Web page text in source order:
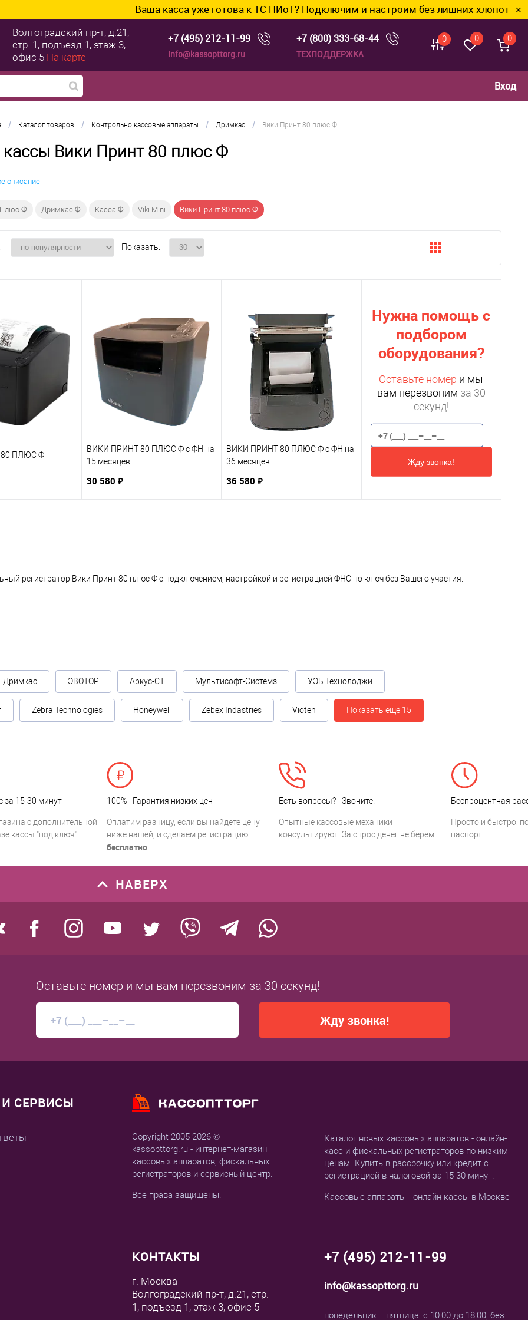
Ваша касса уже готова к ТС ПИоТ? Подключим и настроим без лишних хлопот. ✕
Волгоградский пр-т, д.21,
стр. 1, подъезд 1, этаж 3,
офис 5 На карте
+7 (495) 212-11-99
info@kassopttorg.ru
+7 (800) 333-68-44
ТЕХПОДДЕРЖКА
0 0 0
Вход
/ Каталог товаров / Контрольно кассовые аппараты / Дримкас / Вики Принт 80 плюс Ф
Вики Принт 80 плюс Ф
описание
Плюс Ф Дримкас Ф Касса Ф Viki Mini Вики Принт 80 плюс Ф
Показать:
ПЛЮС Ф
ВИКИ ПРИНТ 80 ПЛЮС Ф с ФН на
15 месяцев
30 580 ₽
ВИКИ ПРИНТ 80 ПЛЮС Ф с ФН на
36 месяцев
36 580 ₽
Нужна помощь с
подбором
оборудования?
Оставьте номер и мы
вам перезвоним за 30
секунд!
Жду звонка!
регистратор Вики Принт 80 плюс Ф с подключением, настройкой и регистрацией ФНС по ключ без Вашего участия.
Дримкас ЭВОТОР Аркус-СТ Мультисофт-Системз УЭБ Технолоджи
Zebra Technologies Honeywell Zebex Indastries Vioteh Показать ещё 15
за 15-30 минут
с дополнительной
кассы "под ключ"
100% - Гарантия низких цен
Оплатим разницу, если вы найдете цену
ниже нашей, и сделаем регистрацию
бесплатно
Есть вопросы? - Звоните!
Опытные кассовые механики
консультируют. За спрос денег не берем.
Беспроцентная
Просто и быстро:
паспорт.
НАВЕРХ
Оставьте номер и мы вам перезвоним за 30 секунд!
Жду звонка!
СЕРВИСЫ
Copyright 2005-2026 ©
kassopttorg.ru - интернет-магазин
кассовых аппаратов, фискальных
регистраторов и сервисный центр.
Все права защищены.
Каталог новых кассовых аппаратов - онлайн-
касс и фискальных регистраторов по низким
ценам. Купить в рассрочку или кредит с
регистрацией в налоговой за 15-30 минут.
Кассовые аппараты - онлайн кассы в Москве
КОНТАКТЫ
г. Москва
Волгоградский пр-т, д.21, стр.
1, подъезд 1, этаж 3, офис 5
+7 (495) 212-11-99
info@kassopttorg.ru
понедельник – пятница: с 10:00 до 18:00, без